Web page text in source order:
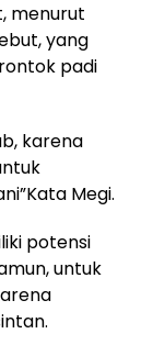
menurut
yang
padi
karena
Megi.
potensi
untuk